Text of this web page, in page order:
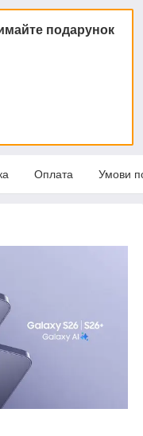
подарунок
Оплата Умови